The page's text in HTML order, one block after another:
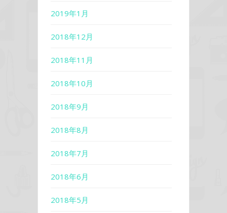
2019年1月
2018年12月
2018年11月
2018年10月
2018年9月
2018年8月
2018年7月
2018年6月
2018年5月